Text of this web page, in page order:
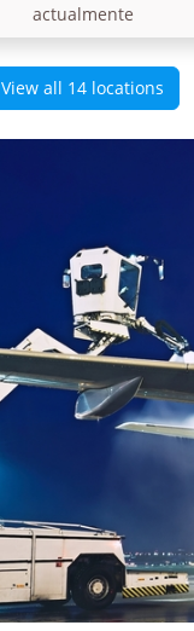
actualmente
View all 14 locations